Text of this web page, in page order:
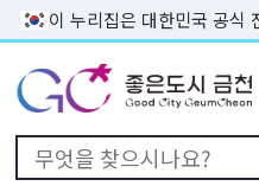
본문
이 누리집은 대한민국 공식